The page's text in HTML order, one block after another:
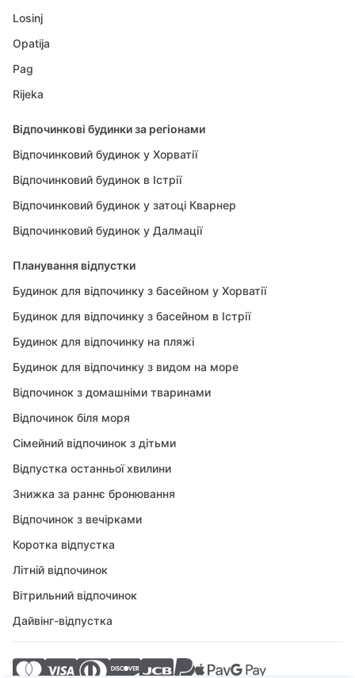
Losinj
Opatija
Pag
Rijeka
Відпочинкові будинки за регіонами
Відпочинковий будинок у Хорватії
Відпочинковий будинок в Істрії
Відпочинковий будинок у затоці Кварнер
Відпочинковий будинок у Далмації
Планування відпустки
Будинок для відпочинку з басейном у Хорватії
Будинок для відпочинку з басейном в Істрії
Будинок для відпочинку на пляжі
Будинок для відпочинку з видом на море
Відпочинок з домашніми тваринами
Відпочинок біля моря
Сімейний відпочинок з дітьми
Відпустка останньої хвилини
Знижка за раннє бронювання
Відпочинок з вечірками
Коротка відпустка
Літній відпочинок
Вітрильний відпочинок
Дайвінг-відпустка